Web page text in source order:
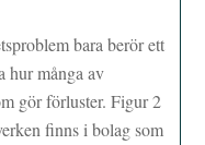
bara berör ett
hur många av
gör förluster. Figur 2
finns i bolag som